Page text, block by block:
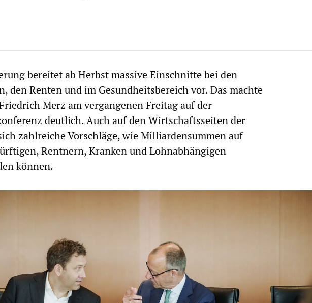
bereitet ab Herbst massive Einschnitte bei den
den Renten und im Gesundheitsbereich vor. Das machte
Merz am vergangenen Freitag auf der
deutlich. Auch auf den Wirtschaftsseiten der
zahlreiche Vorschläge, wie Milliardensummen auf
Rentnern, Kranken und Lohnabhängigen
können.